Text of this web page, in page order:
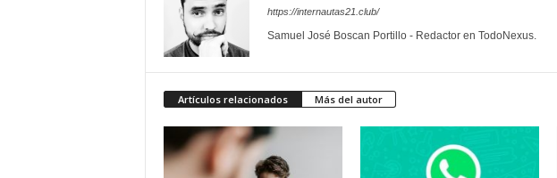
https://internautas21.club/
Samuel José Boscan Portillo - Redactor en TodoNexus.
Artículos relacionados Más del autor